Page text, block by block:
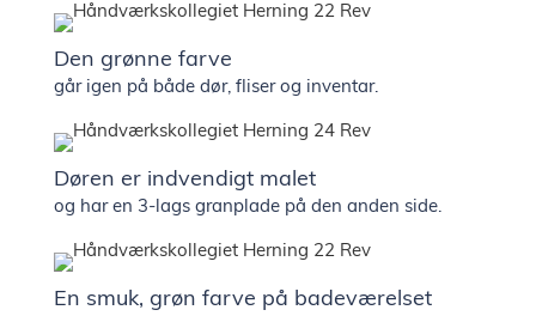
Den grønne farve
går igen på både dør, fliser og inventar.
Døren er indvendigt malet
og har en 3-lags granplade på den anden side.
En smuk, grøn farve på badeværelset